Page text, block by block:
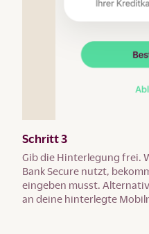
Schritt 3
Gib die Hinterlegung frei.
Bank Secure nutzt,
eingeben musst.
an deine hinterlegte